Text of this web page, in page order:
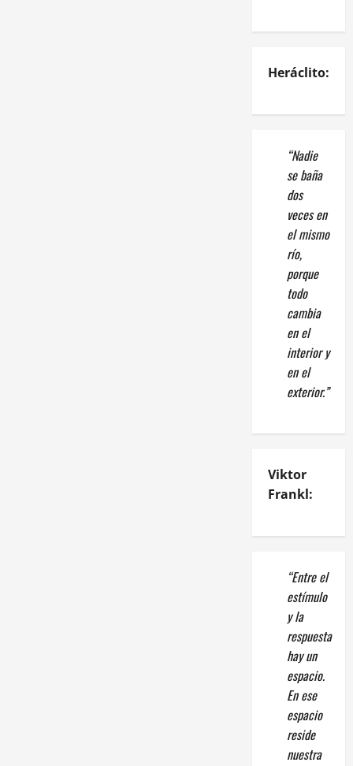
Heráclito:
“Nadie
se baña
dos
veces en
el mismo
río,
porque
todo
cambia
en el
interior y
en el
exterior.”
Viktor
Frankl:
“Entre el
estímulo
y la
respuesta
hay un
espacio.
En ese
espacio
reside
nuestra